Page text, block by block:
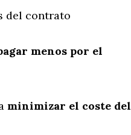
del contrato
menos por el
minimizar el coste del